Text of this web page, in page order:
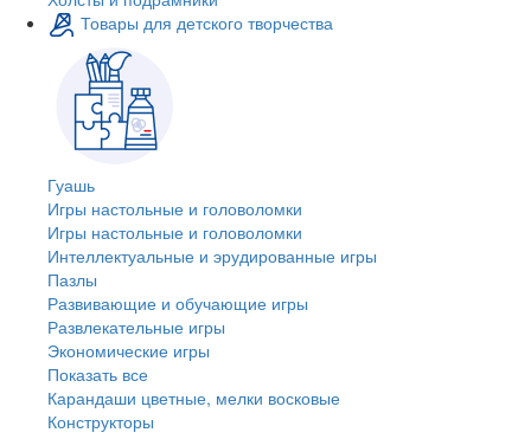
Товары для детского творчества
Гуашь
Игры настольные и головоломки
Игры настольные и головоломки
Интеллектуальные и эрудированные игры
Пазлы
Развивающие и обучающие игры
Развлекательные игры
Экономические игры
Показать все
Карандаши цветные, мелки восковые
Конструкторы